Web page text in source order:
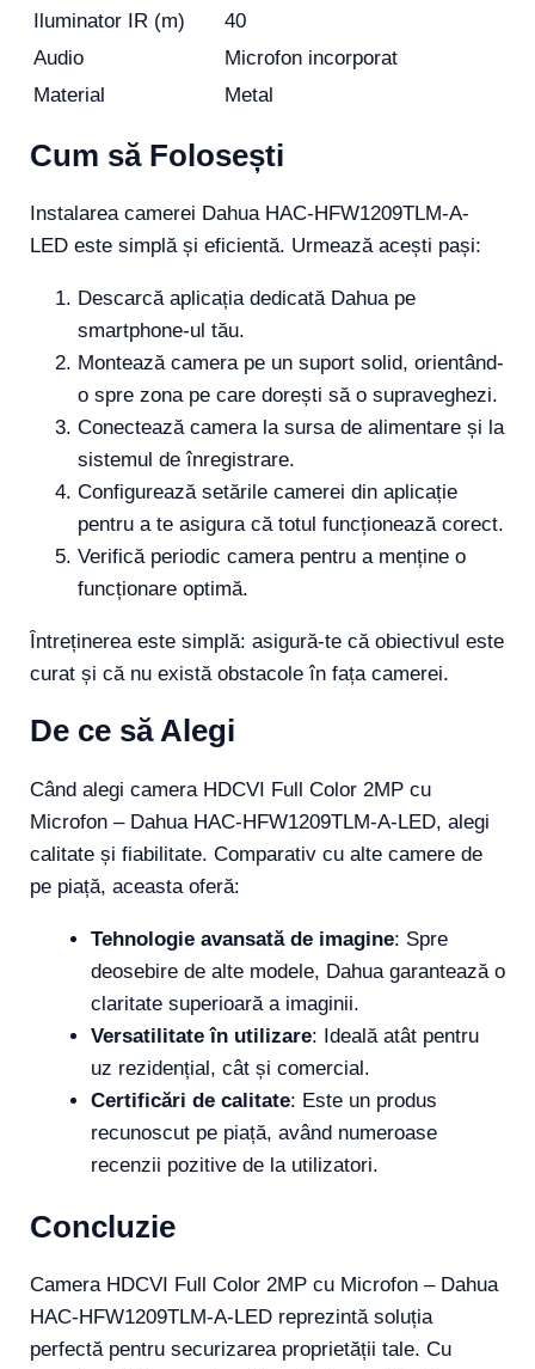
Iluminator IR (m)
40
Audio
Microfon incorporat
Material
Metal
Cum să Folosești
Instalarea camerei Dahua HAC-HFW1209TLM-A-
LED este simplă și eficientă. Urmează acești pași:
Descarcă aplicația dedicată Dahua pe
smartphone-ul tău.
Montează camera pe un suport solid, orientând-
o spre zona pe care dorești să o supraveghezi.
Conectează camera la sursa de alimentare și la
sistemul de înregistrare.
Configurează setările camerei din aplicație
pentru a te asigura că totul funcționează corect.
Verifică periodic camera pentru a menține o
funcționare optimă.
Întreținerea este simplă: asigură-te că obiectivul este
curat și că nu există obstacole în fața camerei.
De ce să Alegi
Când alegi camera HDCVI Full Color 2MP cu
Microfon – Dahua HAC-HFW1209TLM-A-LED, alegi
calitate și fiabilitate. Comparativ cu alte camere de
pe piață, aceasta oferă:
Tehnologie avansată de imagine: Spre
deosebire de alte modele, Dahua garantează o
claritate superioară a imaginii.
Versatilitate în utilizare: Ideală atât pentru
uz rezidențial, cât și comercial.
Certificări de calitate: Este un produs
recunoscut pe piață, având numeroase
recenzii pozitive de la utilizatori.
Concluzie
Camera HDCVI Full Color 2MP cu Microfon – Dahua
HAC-HFW1209TLM-A-LED reprezintă soluția
perfectă pentru securizarea proprietății tale. Cu